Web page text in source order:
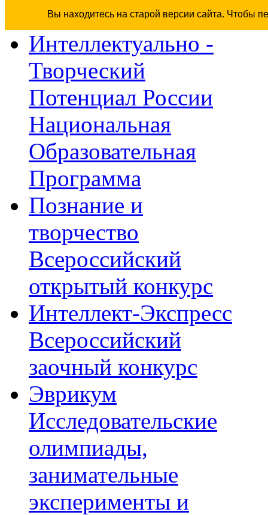
Вы находитесь на старой версии сайта. Чтобы
Интеллектуально -
Творческий
Потенциал России
Национальная
Образовательная
Программа
Познание и
творчество
Всероссийский
открытый конкурс
Интеллект-Экспресс
Всероссийский
заочный конкурс
Эврикум
Исследовательские
олимпиады,
занимательные
эксперименты и